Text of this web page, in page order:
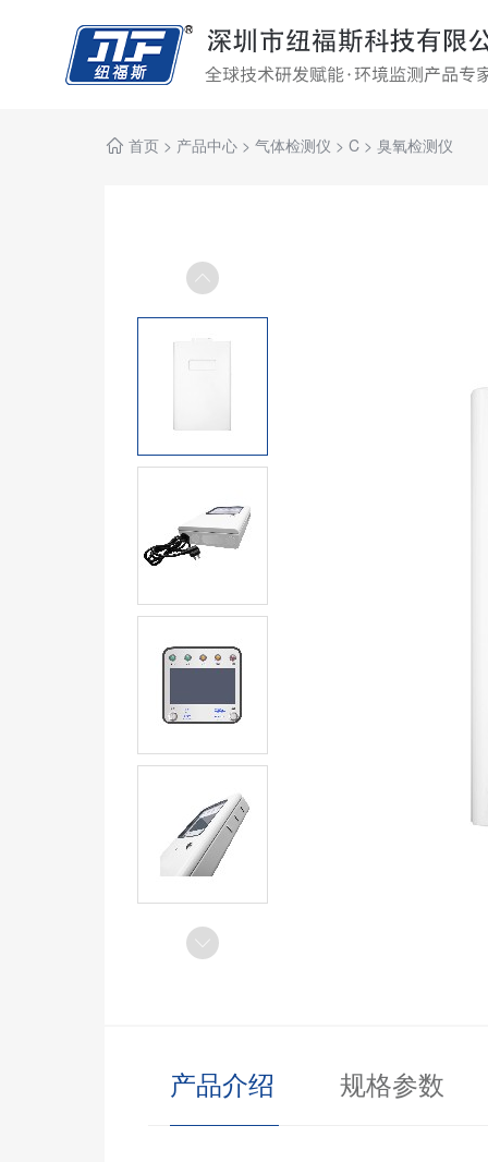
首页 > 产品中心 > 气体检测仪 > C > 臭氧检测仪
产品介绍 规格参数